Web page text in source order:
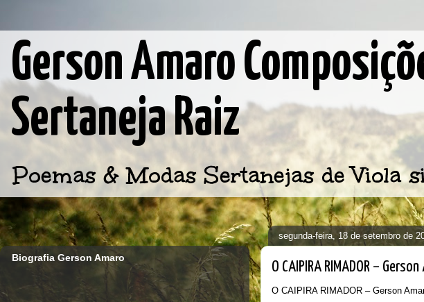
Gerson Amaro
Sertaneja Raiz
Poemas & Modas Sertanejas de Viola
segunda-feira, 18 de setembro de
O CAIPIRA RIMADOR –
O CAIPIRA RIMADOR – Gerson
Biografia Gerson Amaro